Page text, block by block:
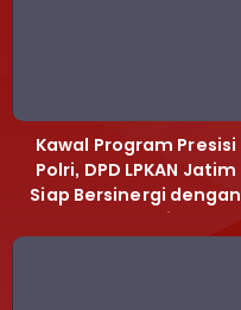
Kawal Program Presisi
Polri, DPD LPKAN Jatim
Siap Bersinergi dengan
Polda Jatim